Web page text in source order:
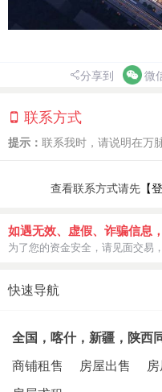
分享到 微
联系方式
提示： 联系我时，请说明在万
查看联系方式请先 【
如遇无效、虚假、诈骗信息
为了您的资金安全，请见面交易
快速导航
全国，喀什，新疆，陕西
商铺租售
房屋出售